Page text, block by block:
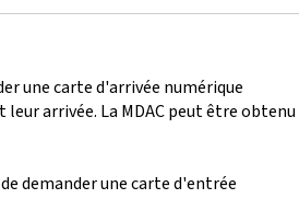
une carte d'arrivée numérique
arrivée. La MDAC peut être obtenu
demander une carte d'entrée